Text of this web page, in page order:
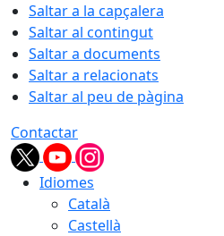
Saltar a la capçalera
Saltar al contingut
Saltar a documents
Saltar a relacionats
Saltar al peu de pàgina
Contactar
Idiomes
Català
Castellà